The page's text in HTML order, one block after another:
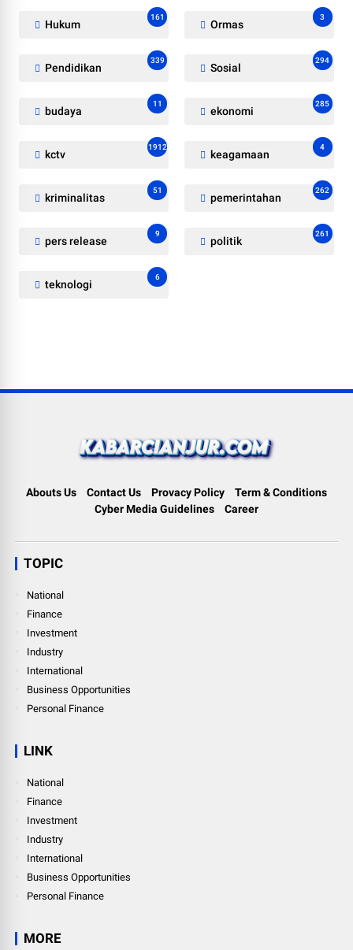
Hukum
161
Ormas
3
Pendidikan
339
Sosial
294
budaya
11
ekonomi
285
kctv
1912
keagamaan
4
kriminalitas
51
pemerintahan
262
pers release
9
politik
261
teknologi
6
Abouts Us Contact Us Provacy Policy
Term & Conditions
Cyber Media Guidelines
Career
TOPIC
National
Finance
Investment
Industry
International
Business Opportunities
Personal Finance
LINK
National
Finance
Investment
Industry
International
Business Opportunities
Personal Finance
MORE